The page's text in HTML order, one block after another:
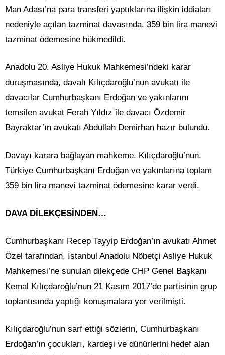
Man Adası’na para transferi yaptıklarına ilişkin iddiaları
nedeniyle açılan tazminat davasında, 359 bin lira manevi
tazminat ödemesine hükmedildi.
Anadolu 20. Asliye Hukuk Mahkemesi’ndeki karar
duruşmasında, davalı Kılıçdaroğlu’nun avukatı ile
davacılar Cumhurbaşkanı Erdoğan ve yakınlarını
temsilen avukat Ferah Yıldız ile davacı Özdemir
Bayraktar’ın avukatı Abdullah Demirhan hazır bulundu.
Davayı karara bağlayan mahkeme, Kılıçdaroğlu’nun,
Türkiye Cumhurbaşkanı Erdoğan ve yakınlarına toplam
359 bin lira manevi tazminat ödemesine karar verdi.
DAVA DİLEKÇESİNDEN…
Cumhurbaşkanı Recep Tayyip Erdoğan’ın avukatı Ahmet
Özel tarafından, İstanbul Anadolu Nöbetçi Asliye Hukuk
Mahkemesi’ne sunulan dilekçede CHP Genel Başkanı
Kemal Kılıçdaroğlu’nun 21 Kasım 2017’de partisinin grup
toplantısında yaptığı konuşmalara yer verilmişti.
Kılıçdaroğlu’nun sarf ettiği sözlerin, Cumhurbaşkanı
Erdoğan’ın çocukları, kardeşi ve dünürlerini hedef alan